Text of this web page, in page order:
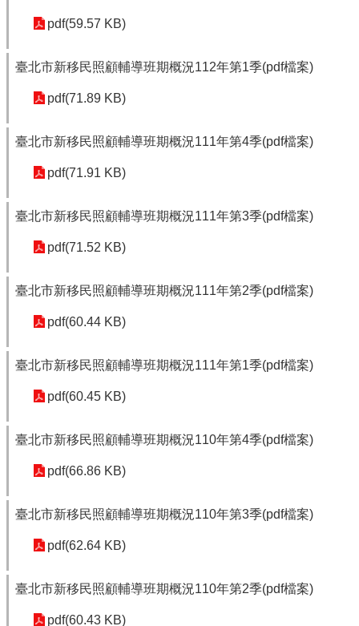
pdf(59.57 KB)
臺北市新移民照顧輔導班期概況112年第1季(pdf檔案)
pdf(71.89 KB)
臺北市新移民照顧輔導班期概況111年第4季(pdf檔案)
pdf(71.91 KB)
臺北市新移民照顧輔導班期概況111年第3季(pdf檔案)
pdf(71.52 KB)
臺北市新移民照顧輔導班期概況111年第2季(pdf檔案)
pdf(60.44 KB)
臺北市新移民照顧輔導班期概況111年第1季(pdf檔案)
pdf(60.45 KB)
臺北市新移民照顧輔導班期概況110年第4季(pdf檔案)
pdf(66.86 KB)
臺北市新移民照顧輔導班期概況110年第3季(pdf檔案)
pdf(62.64 KB)
臺北市新移民照顧輔導班期概況110年第2季(pdf檔案)
pdf(60.43 KB)